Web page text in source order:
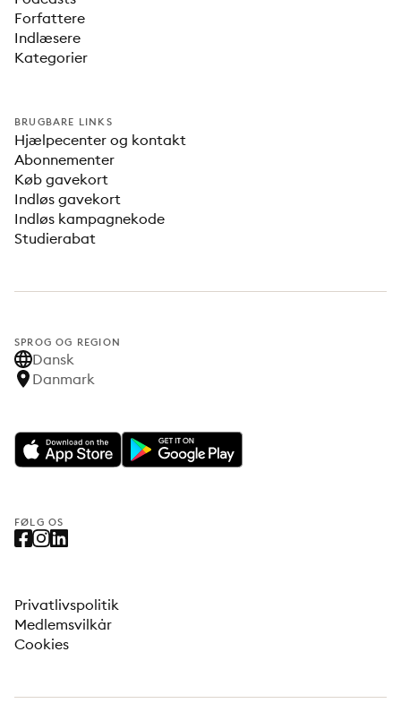
Forfattere
Indlæsere
Kategorier
BRUGBARE LINKS
Hjælpecenter og kontakt
Abonnementer
Køb gavekort
Indløs gavekort
Indløs kampagnekode
Studierabat
SPROG OG REGION
Dansk
Danmark
FØLG OS
Privatlivspolitik
Medlemsvilkår
Cookies